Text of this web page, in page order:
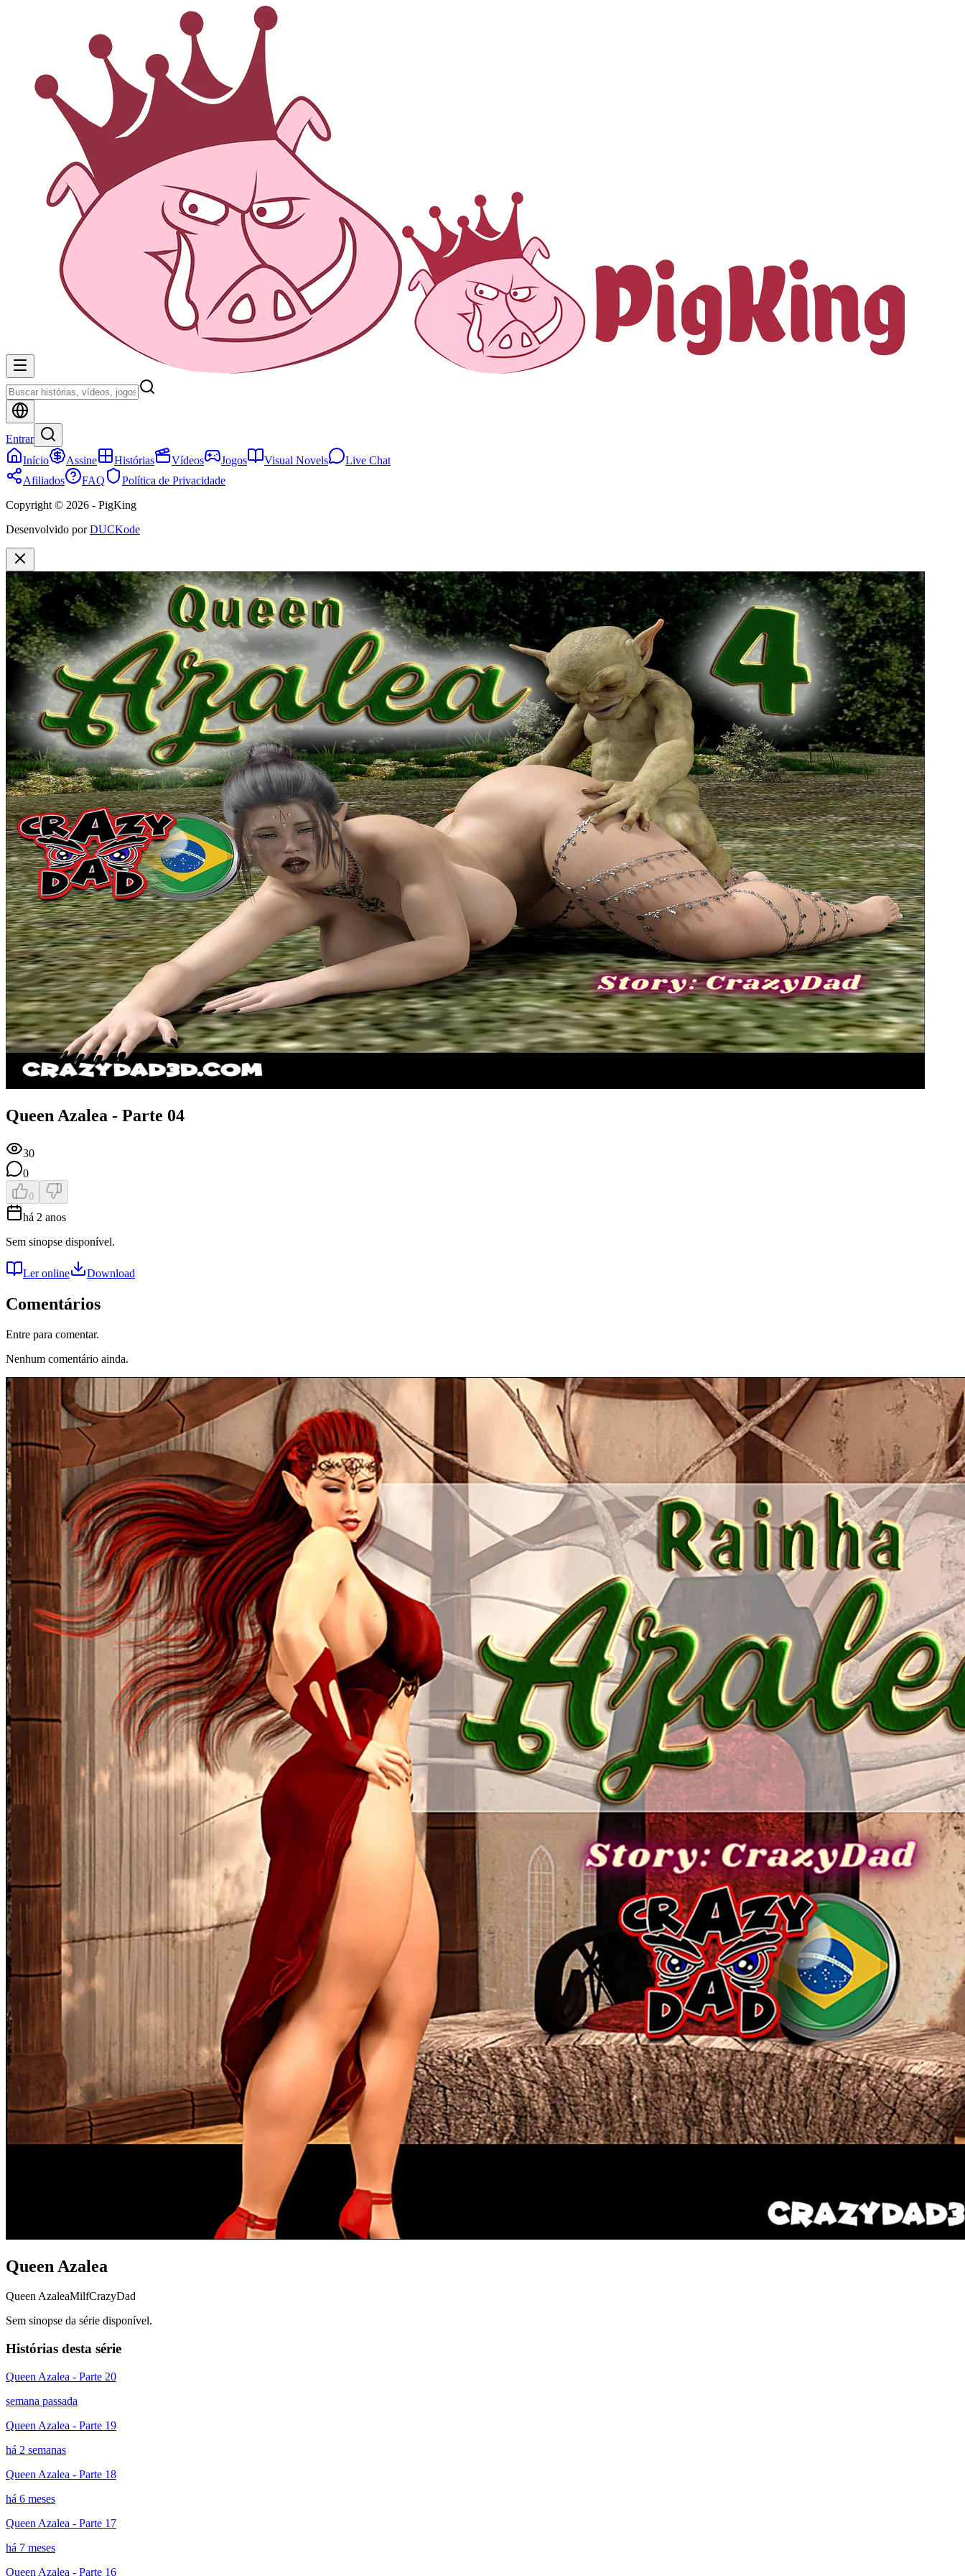
Entrar
Início
Assine Histórias Vídeos Jogos Visual Novels
Live Chat
Afiliados
FAQ
Política de Privacidade
Copyright © 2026 - PigKing
Desenvolvido por DUCKode
Queen Azalea - Parte 04
30
0
0
há 2 anos
Sem sinopse disponível.
Ler online Download
Comentários
Entre para comentar.
Nenhum comentário ainda.
Queen Azalea
Queen AzaleaMilfCrazyDad
Sem sinopse da série disponível.
Histórias desta série
Queen Azalea - Parte 20
semana passada
Queen Azalea - Parte 19
há 2 semanas
Queen Azalea - Parte 18
há 6 meses
Queen Azalea - Parte 17
há 7 meses
Queen Azalea - Parte 16